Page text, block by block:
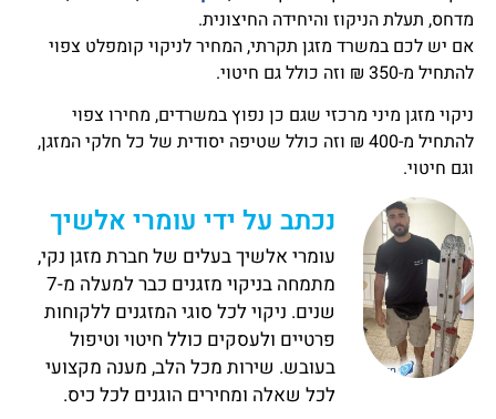
מדחס, תעלת הניקוז והיחידה החיצונית.
אם יש לכם במשרד מזגן תקרתי, המחיר לניקוי קומפלט צפוי
להתחיל מ-350 ₪ וזה כולל גם חיטוי.
ניקוי מזגן מיני מרכזי שגם כן נפוץ במשרדים, מחירו צפוי
להתחיל מ-400 ₪ וזה כולל שטיפה יסודית של כל חלקי המזגן,
וגם חיטוי.
נכתב על ידי עומרי אלשיך
עומרי אלשיך בעלים של חברת מזגן נקי,
מתמחה בניקוי מזגנים כבר למעלה מ-7
שנים. ניקוי לכל סוגי המזגנים ללקוחות
פרטיים ולעסקים כולל חיטוי וטיפול
בעובש. שירות מכל הלב, מענה מקצועי
לכל שאלה ומחירים הוגנים לכל כיס.